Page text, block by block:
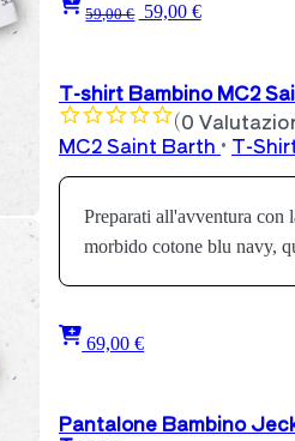
59,00 € 59,00 €
T-shirt Bambino MC2
(0
MC2 Saint Barth • T-
Preparati all'avventura con
morbido cotone blu navy,
69,00 €
Pantalone Bambino